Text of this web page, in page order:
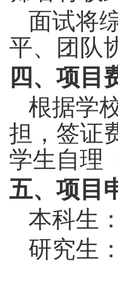
面试将
平、团队
四、项目
根据学
担，签证
学生自理
五、项目
本科生：
研究生：